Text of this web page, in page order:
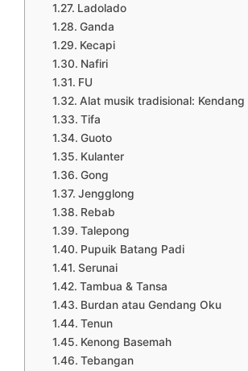
Ladolado
Ganda
Kecapi
Nafiri
FU
Alat musik tradisional: Kendang
Tifa
Guoto
Kulanter
Gong
Jengglong
Rebab
Talepong
Pupuik Batang Padi
Serunai
Tambua & Tansa
Burdan atau Gendang Oku
Tenun
Kenong Basemah
Tebangan